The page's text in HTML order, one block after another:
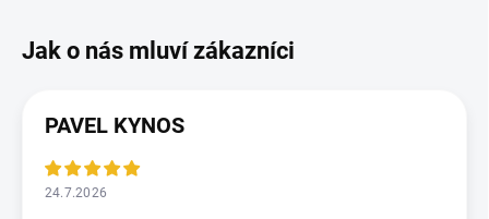
PAVEL KYNOS
24.7.2026